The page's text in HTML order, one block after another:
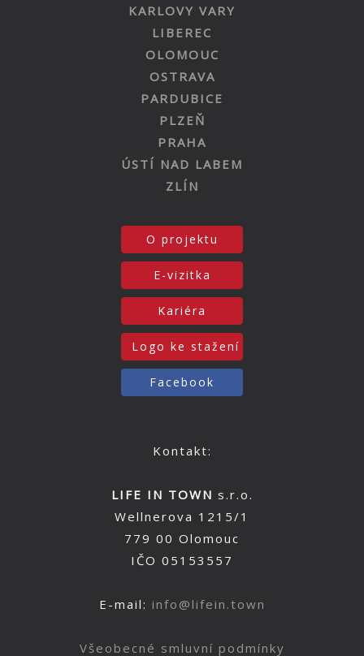
KARLOVY VARY
LIBEREC
OLOMOUC
OSTRAVA
PARDUBICE
PLZEŇ
PRAHA
ÚSTÍ NAD LABEM
ZLÍN
O projektu
E-vizitka
Kariéra
Logo ke stažení
Facebook
Kontakt:
LIFE IN TOWN s.r.o.
Wellnerova 1215/1
779 00 Olomouc
IČO 05153557
E-mail: info@lifein.town
Všeobecné smluvní podmínky